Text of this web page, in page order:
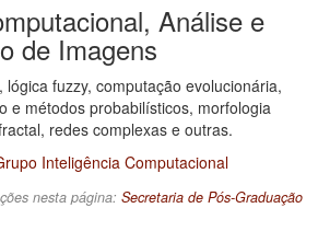
Análise e
de Imagens
lógica fuzzy, computação evolucionária,
e métodos probabilísticos, morfologia
redes complexas e outras.
Inteligência Computacional
nesta página: Secretaria de Pós-Graduação